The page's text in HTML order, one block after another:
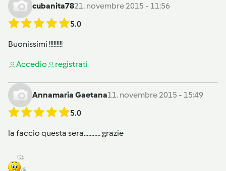
cubanita7821. novembre 2015 - 11:56
5.0
Buonissimi !!!!!!!!!
Accedio registrati
Annamaria Gaetana11. novembre 2015 - 15:49
5.0
la faccio questa sera........... grazie